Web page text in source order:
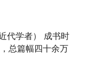
代学者） 成书时
总篇幅四十余万